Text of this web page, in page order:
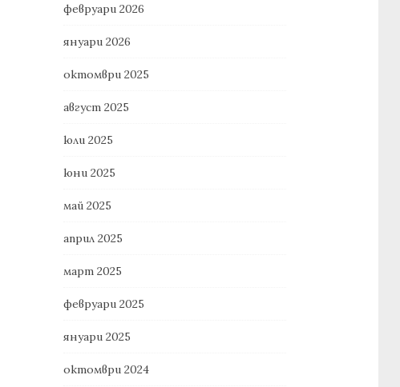
февруари 2026
януари 2026
октомври 2025
август 2025
юли 2025
юни 2025
май 2025
април 2025
март 2025
февруари 2025
януари 2025
октомври 2024